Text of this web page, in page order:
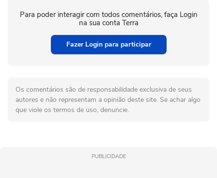
Para poder interagir com todos comentários, faça Login
na sua conta Terra
Fazer Login para participar
Os comentários são de responsabilidade exclusiva de seus
autores e não representam a opinião deste site. Se achar algo
que viole os termos de uso, denuncie.
PUBLICIDADE